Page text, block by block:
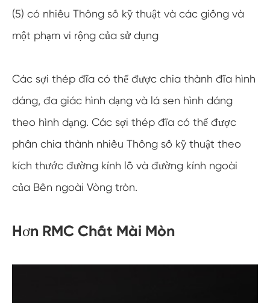
(5) có nhiều Thông số kỹ thuật và các giống và
một phạm vi rộng của sử dụng
Các sợi thép đĩa có thể được chia thành đĩa hình
dáng, đa giác hình dạng và lá sen hình dáng
theo hình dạng. Các sợi thép đĩa có thể được
phân chia thành nhiều Thông số kỹ thuật theo
kích thước đường kính lỗ và đường kính ngoài
của Bên ngoài Vòng tròn.
Hơn RMC Chất Mài Mòn